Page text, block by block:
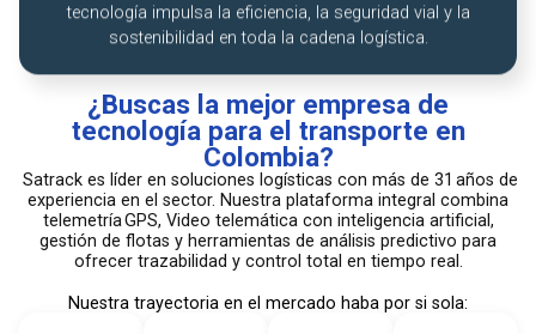
tecnología impulsa la eficiencia, la seguridad vial y la
sostenibilidad en toda la cadena logística.
¿Buscas la mejor empresa de
tecnología para el transporte en
Colombia?
Satrack es líder en soluciones logísticas con más de 31 años de
experiencia en el sector. Nuestra plataforma integral combina
telemetría GPS, Video telemática con inteligencia artificial,
gestión de flotas y herramientas de análisis predictivo para
ofrecer trazabilidad y control total en tiempo real.
Nuestra trayectoria en el mercado haba por si sola: